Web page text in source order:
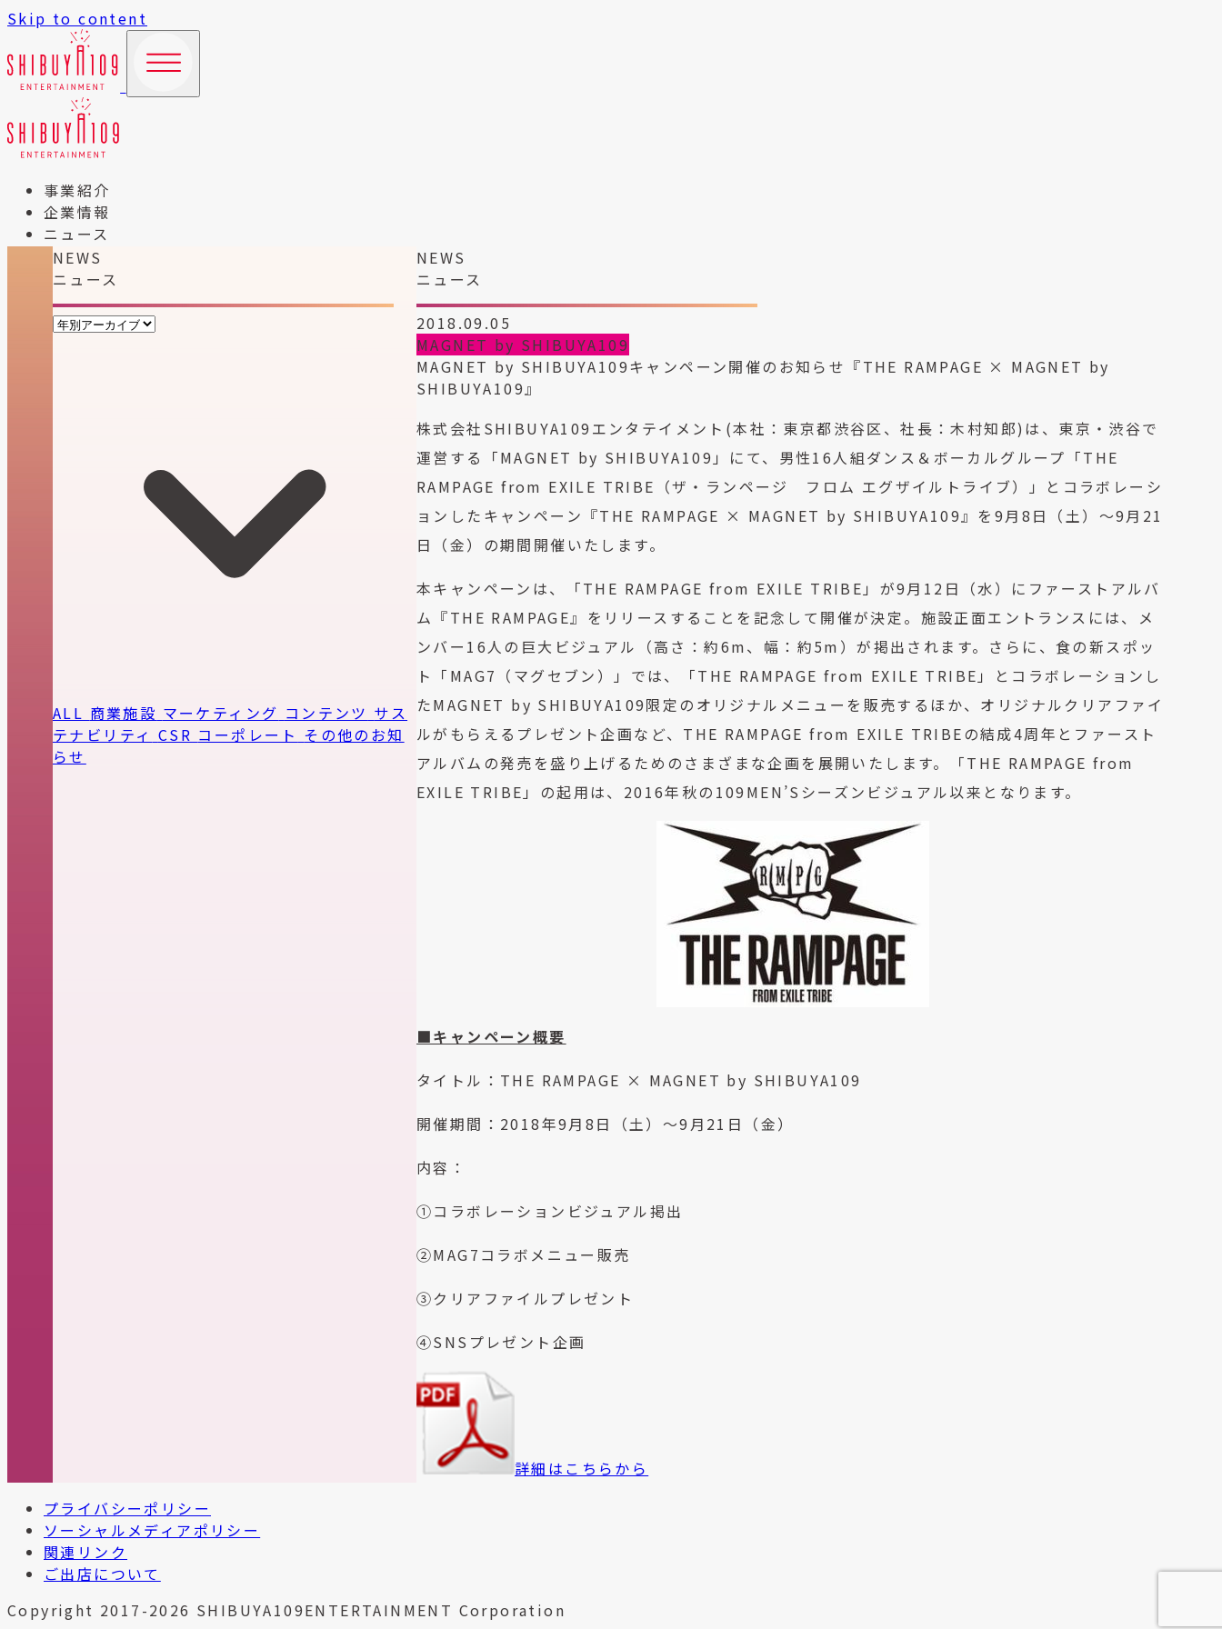
Skip to content
事業紹介
企業情報
ニュース
NEWS
ニュース
ALL 商業施設 マーケティング コンテンツ サス
テナビリティ CSR コーポレート その他のお知
らせ
NEWS
ニュース
2018.09.05
MAGNET by SHIBUYA109
MAGNET by SHIBUYA109キャンペーン開催のお知らせ『THE RAMPAGE × MAGNET by
SHIBUYA109』
株式会社SHIBUYA109エンタテイメント(本社：東京都渋谷区、社長：木村知郎)は、東京・渋谷で
運営する「MAGNET by SHIBUYA109」にて、男性16人組ダンス＆ボーカルグループ「THE
RAMPAGE from EXILE TRIBE（ザ・ランページ フロム エグザイルトライブ）」とコラボレーシ
ョンしたキャンペーン『THE RAMPAGE × MAGNET by SHIBUYA109』を9月8日（土）～9月21
日（金）の期間開催いたします。
本キャンペーンは、「THE RAMPAGE from EXILE TRIBE」が9月12日（水）にファーストアルバ
ム『THE RAMPAGE』をリリースすることを記念して開催が決定。施設正面エントランスには、メ
ンバー16人の巨大ビジュアル（高さ：約6m、幅：約5m）が掲出されます。さらに、食の新スポッ
ト「MAG7（マグセブン）」では、「THE RAMPAGE from EXILE TRIBE」とコラボレーションし
たMAGNET by SHIBUYA109限定のオリジナルメニューを販売するほか、オリジナルクリアファイ
ルがもらえるプレゼント企画など、THE RAMPAGE from EXILE TRIBEの結成4周年とファースト
アルバムの発売を盛り上げるためのさまざまな企画を展開いたします。「THE RAMPAGE from
EXILE TRIBE」の起用は、2016年秋の109MEN’Sシーズンビジュアル以来となります。
■キャンペーン概要
タイトル：THE RAMPAGE × MAGNET by SHIBUYA109
開催期間：2018年9月8日（土）～9月21日（金）
内容：
①コラボレーションビジュアル掲出
②MAG7コラボメニュー販売
③クリアファイルプレゼント
④SNSプレゼント企画
詳細はこちらから
プライバシーポリシー
ソーシャルメディアポリシー
関連リンク
ご出店について
Copyright 2017-2026 SHIBUYA109ENTERTAINMENT Corporation